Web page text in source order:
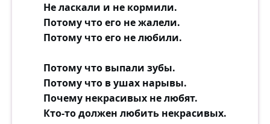
Не ласкали и не кормили.
Потому что его не жалели.
Потому что его не любили.
Потому что выпали зубы.
Потому что в ушах нарывы.
Почему некрасивых не любят.
Кто-то должен любить некрасивых.